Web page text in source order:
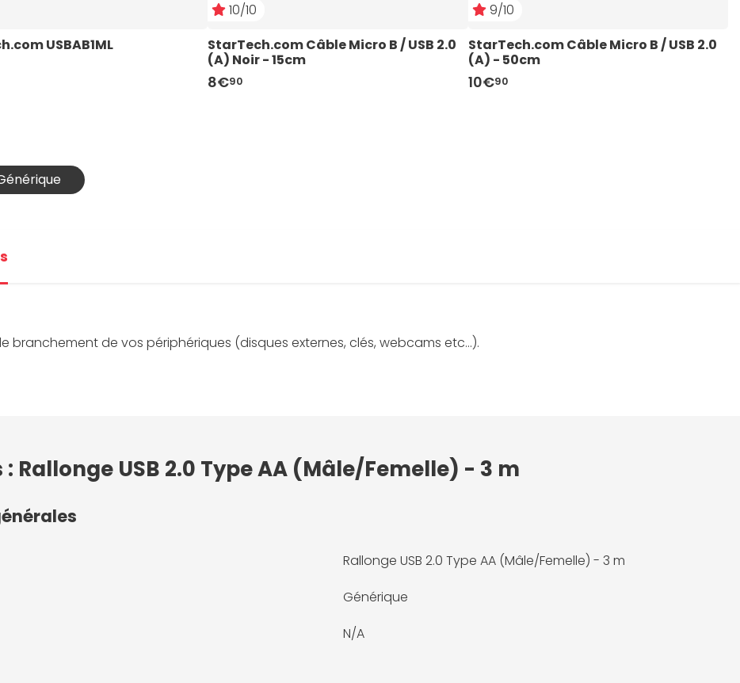
USBAB1ML
10/10
StarTech.com Câble Micro B / USB 2.0
(A) Noir - 15cm
8€90
9/10
StarTech.com Câble Micro B / USB 2.0
(A) - 50cm
10€90
branchement de vos périphériques (disques externes, clés, webcams etc...).
USB 2.0 Type AA (Mâle/Femelle) - 3 m
Rallonge USB 2.0 Type AA (Mâle/Femelle) - 3 m
Générique
N/A